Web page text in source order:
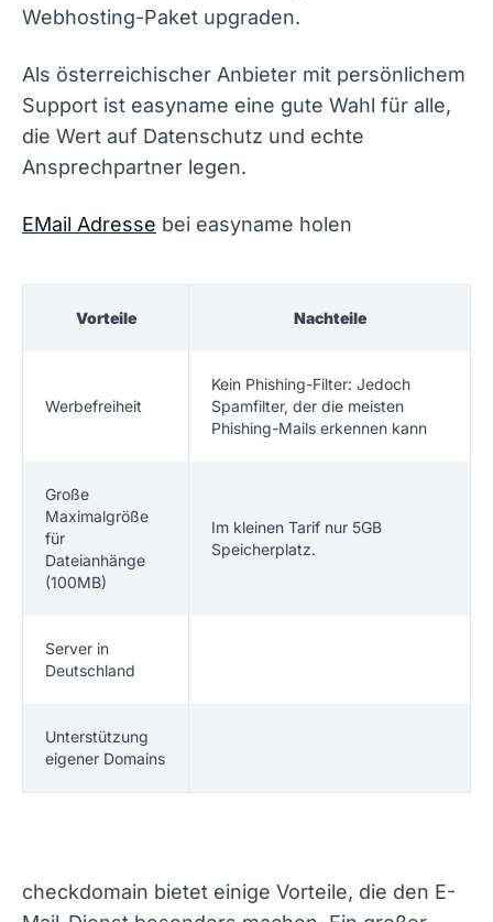
Webhosting-Paket upgraden.
Als österreichischer Anbieter mit persönlichem
Support ist easyname eine gute Wahl für alle,
die Wert auf Datenschutz und echte
Ansprechpartner legen.
EMail Adresse bei easyname holen
Vorteile Nachteile
Werbefreiheit
Kein Phishing-Filter: Jedoch
Spamfilter, der die meisten
Phishing-Mails erkennen kann
Große
Maximalgröße
für
Dateianhänge
(100MB)
Im kleinen Tarif nur 5GB
Speicherplatz.
Server in
Deutschland
Unterstützung
eigener Domains
checkdomain bietet einige Vorteile, die den E-